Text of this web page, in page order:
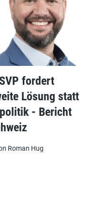
fordert
Lösung statt
- Bericht
Roman Hug